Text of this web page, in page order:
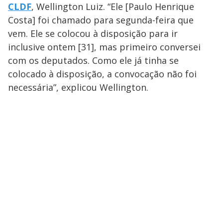
CLDF, Wellington Luiz. “Ele [Paulo Henrique
Costa] foi chamado para segunda-feira que
vem. Ele se colocou à disposição para ir
inclusive ontem [31], mas primeiro conversei
com os deputados. Como ele já tinha se
colocado à disposição, a convocação não foi
necessária”, explicou Wellington.